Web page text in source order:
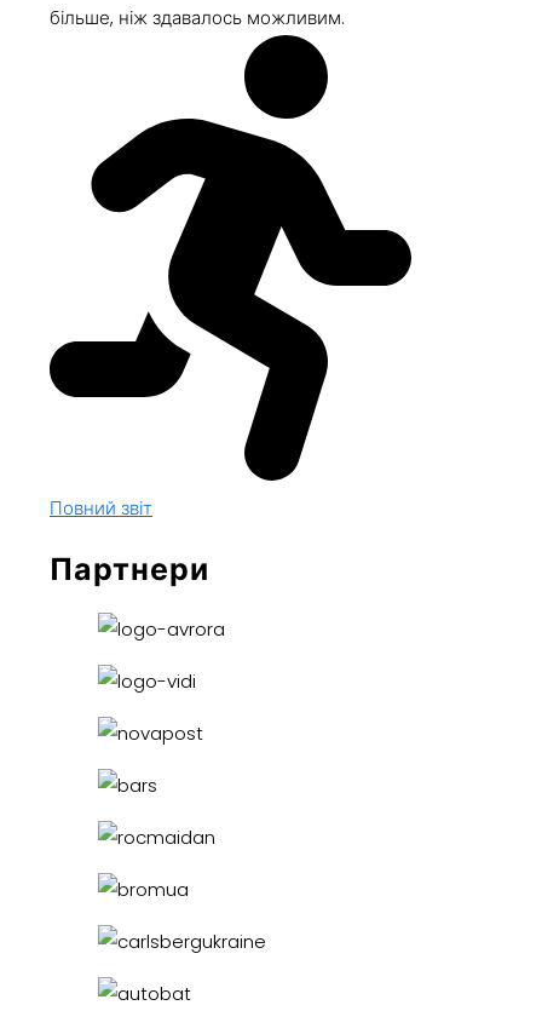
більше, ніж здавалось можливим.
Повний звіт
Партнери